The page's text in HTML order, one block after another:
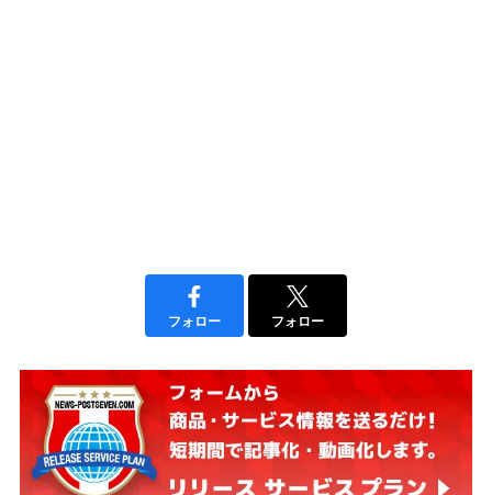
フォロー フォロー